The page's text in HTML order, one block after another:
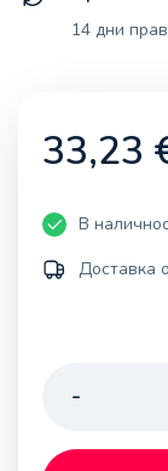
14 дни
33,23
В
Доставка